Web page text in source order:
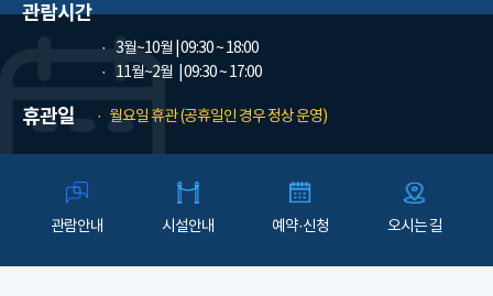
관람시간
3월~10월 | 09:30 ~ 18:00
11월~2월
| 09:30 ~ 17:00
휴관일 월요일 휴관 (공휴일인 경우 정상 운영)
관람안내 시설안내 예약·신청 오시는 길